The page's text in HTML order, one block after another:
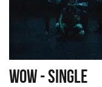
WOW - SINGLE